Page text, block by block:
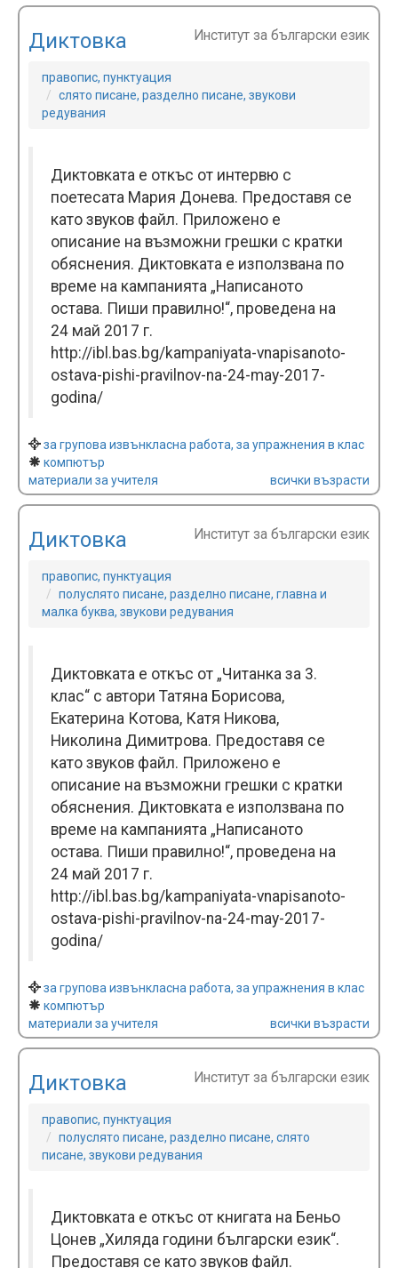
Диктовка Институт за български език
правопис, пунктуация
слято писане, разделно писане, звукови
редувания
Диктовката е откъс от интервю с
поетесата Мария Донева. Предоставя се
като звуков файл. Приложено е
описание на възможни грешки с кратки
обяснения. Диктовката е използвана по
време на кампанията „Написаното
остава. Пиши правилно!“, проведена на
24 май 2017 г.
http://ibl.bas.bg/kampaniyata-vnapisanoto-
ostava-pishi-pravilnov-na-24-may-2017-
godina/
за групова извънкласна работа, за упражнения в клас
компютър
материали за учителя
всички възрасти
Диктовка Институт за български език
правопис, пунктуация
полуслято писане, разделно писане, главна и
малка буква, звукови редувания
Диктовката е откъс от „Читанка за 3.
клас“ с автори Татяна Борисова,
Екатерина Котова, Катя Никова,
Николина Димитрова. Предоставя се
като звуков файл. Приложено е
описание на възможни грешки с кратки
обяснения. Диктовката е използвана по
време на кампанията „Написаното
остава. Пиши правилно!“, проведена на
24 май 2017 г.
http://ibl.bas.bg/kampaniyata-vnapisanoto-
ostava-pishi-pravilnov-na-24-may-2017-
godina/
за групова извънкласна работа, за упражнения в клас
компютър
материали за учителя
всички възрасти
Диктовка Институт за български език
правопис, пунктуация
полуслято писане, разделно писане, слято
писане, звукови редувания
Диктовката е откъс от книгата на Беньо
Цонев „Хиляда години български език“.
Предоставя се като звуков файл.